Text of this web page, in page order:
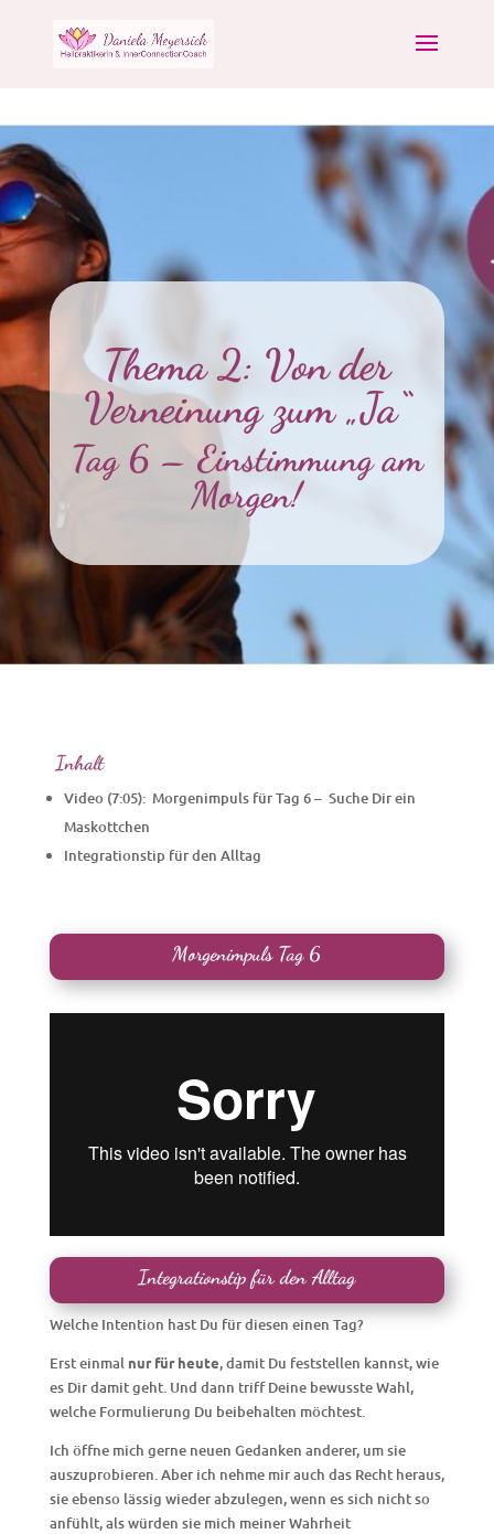
Thema 2: Von der
Verneinung zum „Ja“
Tag 6 – Einstimmung am
Morgen!
Inhalt
Video (7:05): Morgenimpuls für Tag 6 – Suche Dir ein
Maskottchen
Integrationstip für den Alltag
Morgenimpuls Tag 6
Integrationstip für den Alltag
Welche Intention hast Du für diesen einen Tag?
Erst einmal nur für heute, damit Du feststellen kannst, wie
es Dir damit geht. Und dann triff Deine bewusste Wahl,
welche Formulierung Du beibehalten möchtest.
Ich öffne mich gerne neuen Gedanken anderer, um sie
auszuprobieren. Aber ich nehme mir auch das Recht heraus,
sie ebenso lässig wieder abzulegen, wenn es sich nicht so
anfühlt, als würden sie mich meiner Wahrheit